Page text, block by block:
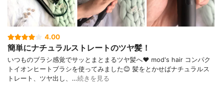
4.00
簡単にナチュラルストレートのツヤ髪！
いつものブラシ感覚でサッとまとまるツヤ髪へ❤ mod's hair コンパク
トイオンヒートブラシを使ってみました😊 髪をとかせばナチュラルス
トレート、ツヤ出し、…続きを見る